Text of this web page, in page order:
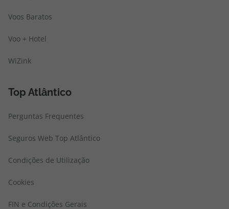
Voos Baratos
Voo + Hotel
WiZink
Top Atlântico
Perguntas Frequentes
Seguros Web Top Atlântico
Condições de Utilização
Cookies
FIN e Condições Gerais